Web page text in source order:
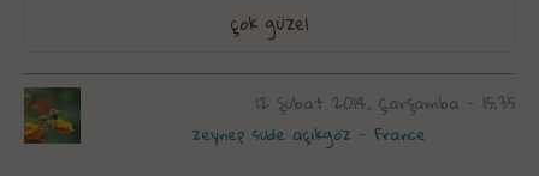
çok güzel
12 Şubat 2014, Çarşamba - 15:35
zeynep sude açıkgöz - France